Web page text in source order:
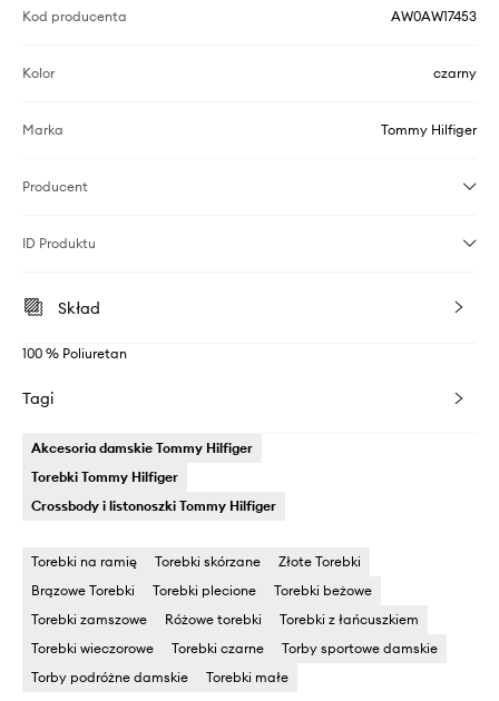
Kod producenta AW0AW17453
Kolor czarny
Marka Tommy Hilfiger
Producent
ID Produktu
Skład
100 % Poliuretan
Tagi
Akcesoria damskie Tommy Hilfiger
Torebki Tommy Hilfiger
Crossbody i listonoszki Tommy Hilfiger
Torebki na ramię Torebki skórzane
Złote Torebki
Brązowe Torebki
Torebki plecione
Torebki beżowe
Torebki zamszowe
Różowe torebki
Torebki z łańcuszkiem
Torebki wieczorowe
Torebki czarne
Torby sportowe damskie
Torby podróżne damskie
Torebki małe